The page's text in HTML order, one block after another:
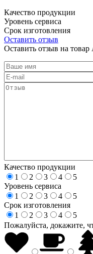
Качество продукции
Уровень сервиса
Срок изготовления
Оставить отзыв
Оставить отзыв на
Качество продукции
1
2 3 4
5
Уровень сервиса
1
2 3 4
5
Срок изготовления
1
2 3 4
5
Пожалуйста, докажите,